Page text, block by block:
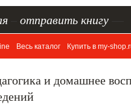
отправить книгу
Весь каталог Купить в my-
и домашнее